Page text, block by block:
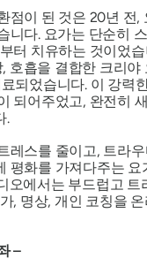
점이 된 것은 20년 전,
니다. 요가는 단순히
터 치유하는 것이었
호흡을 결합한 크리야
되었습니다. 이 강력
되어주었고, 완전히
.
레스를 줄이고, 트라
평화를 가져다주는 요
오에서는 부드럽고 트
, 명상, 개인 코칭을
–